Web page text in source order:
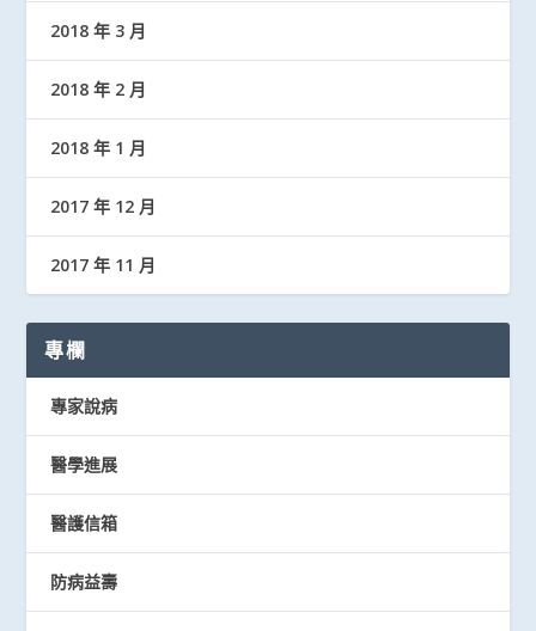
2018 年 3 月
2018 年 2 月
2018 年 1 月
2017 年 12 月
2017 年 11 月
專欄
專家說病
醫學進展
醫護信箱
防病益壽